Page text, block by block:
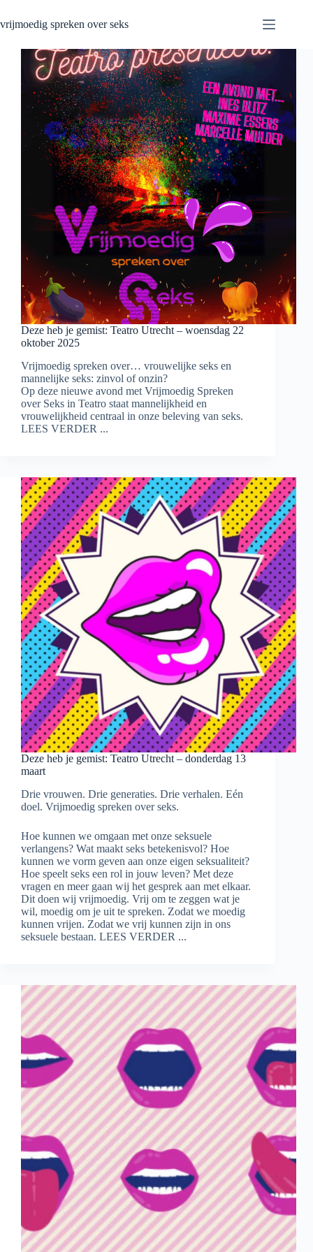
naar
de
vrijmoedig spreken over seks
Deze heb je gemist: Teatro Utrecht – woensdag 22
oktober 2025
Vrijmoedig spreken over… vrouwelijke seks en
mannelijke seks: zinvol of onzin?
Op deze nieuwe avond met Vrijmoedig Spreken
over Seks in Teatro staat mannelijkheid en
vrouwelijkheid centraal in onze beleving van seks.
LEES VERDER ...
Deze heb je gemist: Teatro Utrecht – donderdag 13
maart
Drie vrouwen. Drie generaties. Drie verhalen. Eén
doel. Vrijmoedig spreken over seks.
Hoe kunnen we omgaan met onze seksuele
verlangens? Wat maakt seks betekenisvol? Hoe
kunnen we vorm geven aan onze eigen seksualiteit?
Hoe speelt seks een rol in jouw leven? Met deze
vragen en meer gaan wij het gesprek aan met elkaar.
Dit doen wij vrijmoedig. Vrij om te zeggen wat je
wil, moedig om je uit te spreken. Zodat we moedig
kunnen vrijen. Zodat we vrij kunnen zijn in ons
seksuele bestaan. LEES VERDER ...